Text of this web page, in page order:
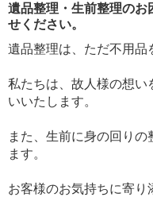
遺品整理・生前整理のお
せください。
遺品整理は、ただ不用品
私たちは、故人様の想い
いいたします。
また、生前に身の回りの
ます。
お客様のお気持ちに寄り